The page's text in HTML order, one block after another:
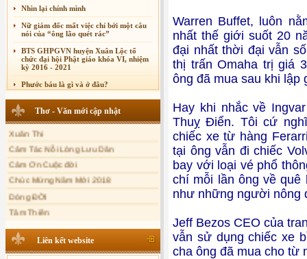
Nhìn lại chính mình
Nữ giám đốc mất việc chỉ bởi một câu
nói của “ông lão quét rác”
BTS GHPGVN huyện Xuân Lộc tổ
chức đại hội Phật giáo khóa VI, nhiệm
kỳ 2016 - 2021
Phước báu là gì và ở đâu?
Sự thương-ghét của con người
Cải đạo: Nguyên nhân & giải pháp
Nỗi lòng của các bệnh nhân nghèo
An Giang: Tịnh thất Quy Nguyên
phát quà từ thiện tại xã Cư Yang
Tịnh xá Ngọc Đăng khai giảng Thiền
dành cho Người bận rộn
Thơ - Văn mới cập nhật
Xuân Thi
Cảm Ơn Cuộc đời
Chúc Mừng Năm Mới 2018
Dòng ĐỜI
Tâm Thiền
Kính mừng Phật Đản
Anh không chết đâu em
Liên kết website
Warren Buffet, luôn
nhất thế giới suốt 20
đại nhất thời đại vẫn
thị trấn Omaha trị giá
ông đã mua sau khi
Hay khi nhắc về
Thuỵ Điển. Tôi cứ
chiếc xe từ hàng
tại ông vẫn đi chiếc
bay với loại vé phổ
chí mỗi lần ông về quê
như những người nông
Jeff Bezos CEO của
vẫn sử dụng chiếc xe
cha ông đã mua cho từ